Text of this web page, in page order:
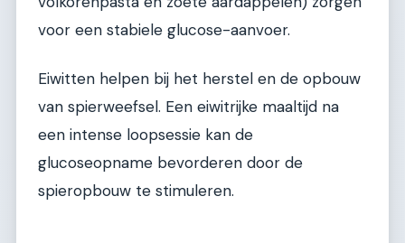
voor een stabiele glucose-aanvoer.
Eiwitten helpen bij het herstel en de opbouw
van spierweefsel. Een eiwitrijke maaltijd na
een intense loopsessie kan de
glucoseopname bevorderen door de
spieropbouw te stimuleren.